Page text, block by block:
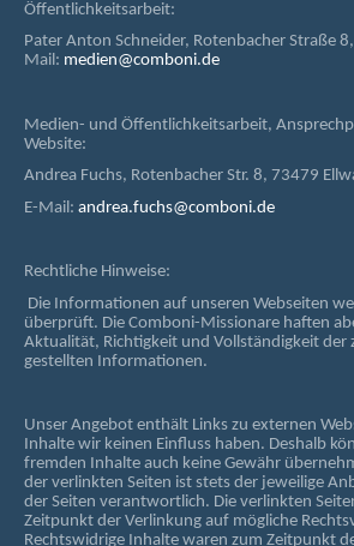
Öffentlichkeitsarbeit:
Pater Anton Schneider, Rotenbacher Straße
Mail: medien@comboni.de
Medien- und Öffentlichkeitsarbeit,
Website:
Andrea Fuchs, Rotenbacher Str. 8, 73479
E-Mail: andrea.fuchs@comboni.de
Rechtliche Hinweise:
Die Informationen auf unseren Webseiten
überprüft. Die Comboni-Missionare haften
Aktualität, Richtigkeit und Vollständigkeit der
gestellten Informationen.
Unser Angebot enthält Links zu externen
Inhalte wir keinen Einfluss haben. Deshalb
fremden Inhalte auch keine Gewähr
der verlinkten Seiten ist stets der jeweilige
der Seiten verantwortlich. Die verlinkten
Zeitpunkt der Verlinkung auf mögliche
Rechtswidrige Inhalte waren zum Zeitpunkt